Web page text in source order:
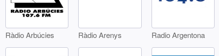
Ràdio Arbúcies Ràdio Arenys Radio Argentona